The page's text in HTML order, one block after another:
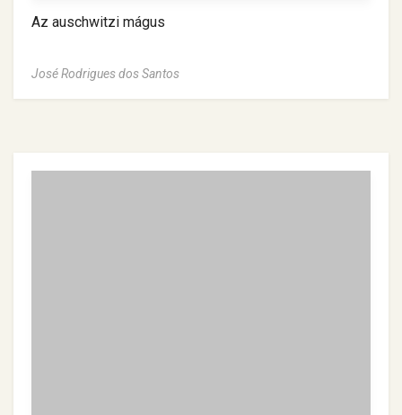
Az auschwitzi mágus
José Rodrigues dos Santos